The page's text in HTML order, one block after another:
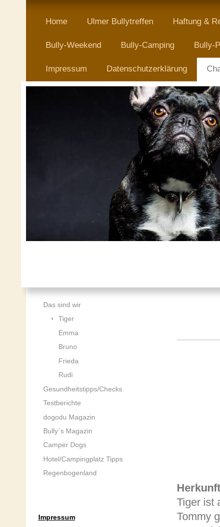
Home Ulmer Bullytreffen Haftung &
Bully-Weekend Bully-Camping Bully-
Impressum Datenschutzerklärung
Tiger ist
Tommy
Das sind wir
Tiger
Emma
Bruno
Frieda
Rudi
Gesundheitstipps/Checks
Testberichte
dogodu Magazin
Bully´s Magazin
Camper Dogs
Hotel/Campingplatz Tipps
Regenbogenland
Impressum